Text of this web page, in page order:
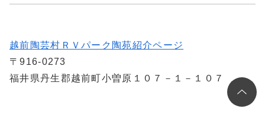
越前陶芸村ＲＶパーク陶苑紹介ページ
〒916-0273
福井県丹生郡越前町小曽原１０７－１－１０７